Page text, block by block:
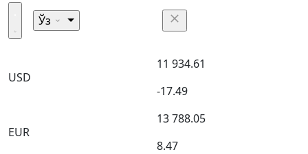
Ўз
USD
11 934.61
-17.49
EUR
13 788.05
8.47